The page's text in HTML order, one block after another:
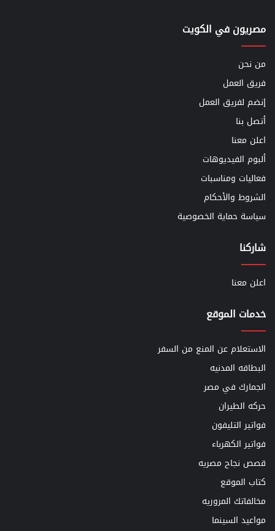
مصريون في الكويت
من نحن
فريق العمل
إنضم لفريق العمل
أتصل بنا
اعلن معنا
ألبوم الفيديوهات
فعاليات ومناسبات
الشروط والأحكام
سياسة حماية الخصوصية
شاركنا
اعلن معنا
خدمات الموقع
الاستعلام عن المنع من السفر
البطاقه المدنيه
الجمارك في مصر
حركه الطيران
فواتير التليفون
فواتير الكهرباء
قصص نجاح مصريه
كتاب الموقع
مخالفاتك المروريه
مواعيد السينما